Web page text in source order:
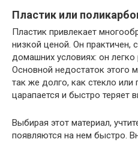
Пластик или
Пластик привлекает
низкой ценой. Он практичен,
домашних условиях: он легко
Основной недостаток этого
так же долго, как стекло или
царапается и быстро теряет
Выбирая этот материал,
появляются на нем быстро.